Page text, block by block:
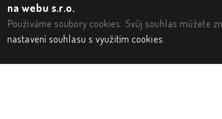
na webu s.r.o.
Používáme soubory cookies. Svůj souhlas můžete
nastavení souhlasu s využitím cookies.